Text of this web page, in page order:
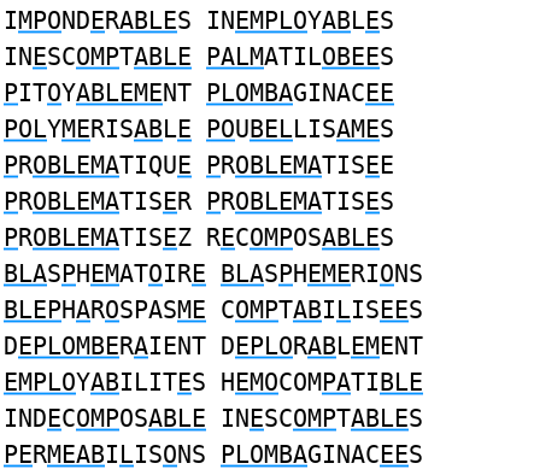
IMPONDERABLES INEMPLOYABLES
INESCOMPTABLE PALMATILOBEES
PITOYABLEMENT PLOMBAGINACEE
POLYMERISABLE POUBELLISAMES
PROBLEMATIQUE PROBLEMATISEE
PROBLEMATISER PROBLEMATISES
PROBLEMATISEZ RECOMPOSABLES
BLASPHEMATOIRE BLASPHEMERIONS
BLEPHAROSPASME COMPTABILISEES
DEPLOMBERAIENT DEPLORABLEMENT
EMPLOYABILITES HEMOCOMPATIBLE
INDECOMPOSABLE INESCOMPTABLES
PERMEABILISONS PLOMBAGINACEES